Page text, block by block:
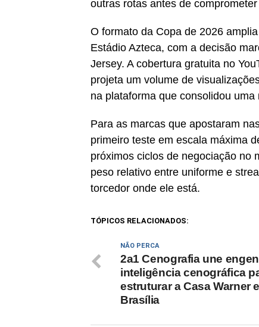
outras rotas antes de
O formato da Copa de 2026
Estádio Azteca, com a decisão
Jersey. A cobertura gratuita no
projeta um volume de
na plataforma que consolidou
Para as marcas que apostaram
primeiro teste em escala máxima
próximos ciclos de negociação no
peso relativo entre uniforme e
torcedor onde ele está.
TÓPICOS RELACIONADOS:
NÃO PERCA
2a1 Cenografia une
inteligência cenográfica
estruturar a Casa Warner
Brasília